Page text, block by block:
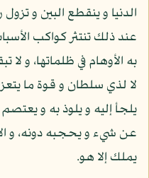
الدنيا و ينقطع البين و تزول
عند ذلك تنتثر كواكب
به الأوهام في ظلماتها، و
لا لذي سلطان و قوة ما
يلجأ إليه و يلوذ به و
عن شيء و يحجبه دونه، و
يملك إلا هو.